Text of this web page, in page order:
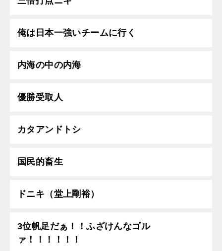
俺は日本一強いチームに行く
内海の中の内海
優勝受取人
カタアンドトシ
国民的畜生
ドニキ（堂上剛裕）
3位帆足だぁ！！ふざけんなゴル
ァ！！！！！！